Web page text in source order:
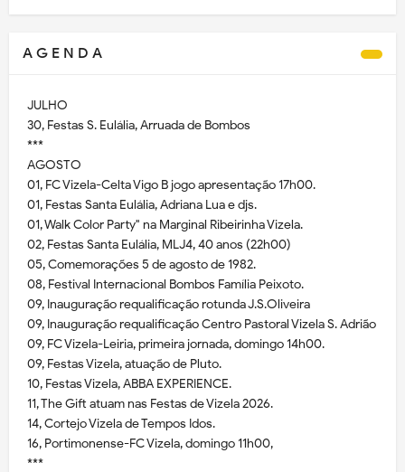
A G E N D A
JULHO
30, Festas S. Eulália, Arruada de Bombos
***
AGOSTO
01, FC Vizela-Celta Vigo B jogo apresentação 17h00.
01, Festas Santa Eulália, Adriana Lua e djs.
01, Walk Color Party" na Marginal Ribeirinha Vizela.
02, Festas Santa Eulália, MLJ4, 40 anos (22h00)
05, Comemorações 5 de agosto de 1982.
08, Festival Internacional Bombos Família Peixoto.
09, Inauguração requalificação rotunda J.S.Oliveira
09, Inauguração requalificação Centro Pastoral Vizela S. Adrião
09, FC Vizela-Leiria, primeira jornada, domingo 14h00.
09, Festas Vizela, atuação de Pluto.
10, Festas Vizela, ABBA EXPERIENCE.
11, The Gift atuam nas Festas de Vizela 2026.
14, Cortejo Vizela de Tempos Idos.
16, Portimonense-FC Vizela, domingo 11h00,
***